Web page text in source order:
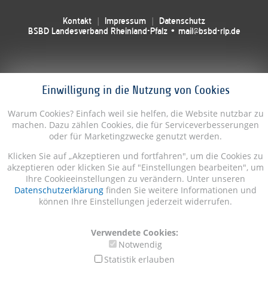
Einwilligung in die Nutzung von Cookies
Warum Cookies? Einfach weil sie helfen, die Website nutzbar zu
machen. Dazu zählen Cookies, die für Serviceverbesserungen
oder für Marketingzwecke genutzt werden.
Klicken Sie auf „Akzeptieren und fortfahren", um die Cookies zu
akzeptieren oder klicken Sie auf "Einstellungen bearbeiten", um
Ihre Cookieeinstellungen zu verändern. Unter unseren
Datenschutzerklärung finden Sie weitere Informationen und
können Ihre Einstellungen jederzeit widerrufen.
Verwendete Cookies:
Notwendig
Statistik erlauben
Kontakt Impressum
Datenschutz
BSBD Landesverband Rheinland-Pfalz • mail@bsbd-rlp.de